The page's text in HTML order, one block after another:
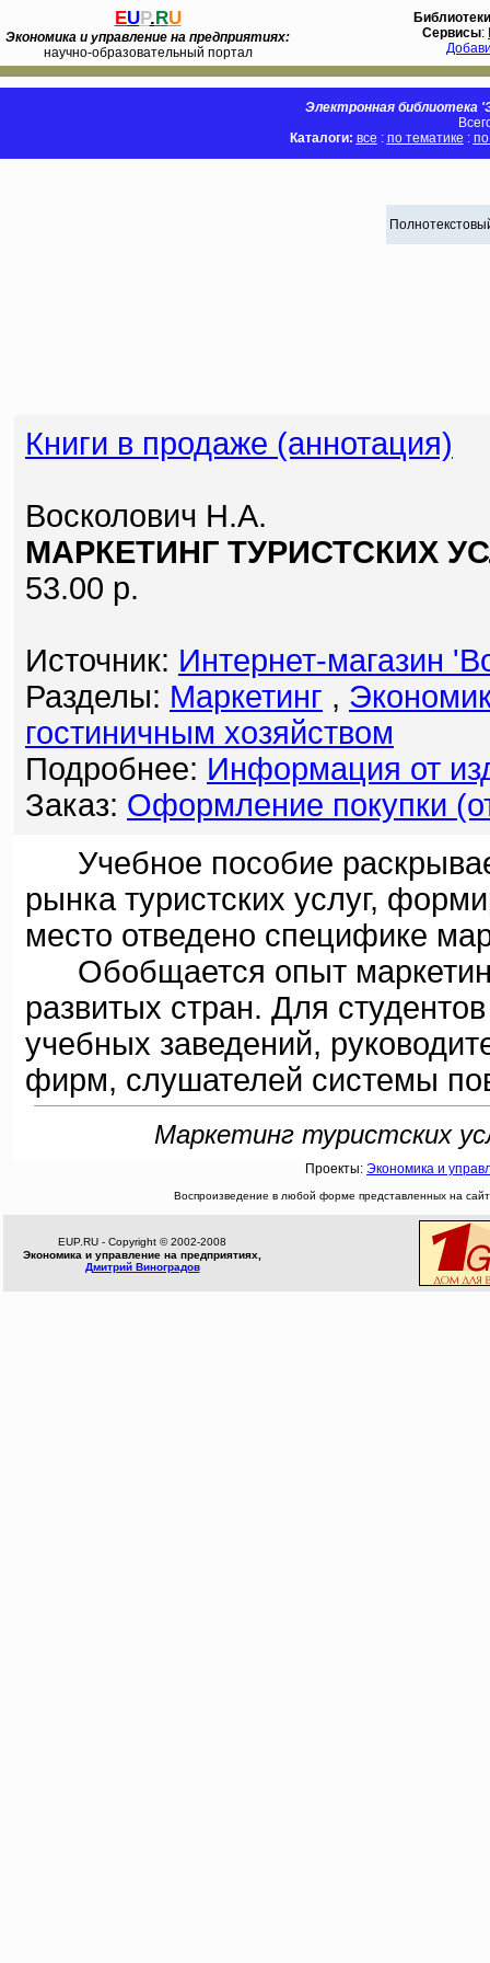
EUP.RU
Экономика и управление на предприятиях:
научно-образовательный портал
Библиотеки
Сервисы:
Электронная библиотека
Каталоги: все : по тематике :
Книги в продаже (аннотация)
Восколович Н.А.
МАРКЕТИНГ ТУРИСТСКИХ
53.00 р.
Источник: Интернет-магазин
Разделы: Маркетинг ,
гостиничным хозяйством
Подробнее: Информация от
Заказ: Оформление покупки
Учебное пособие
рынка туристских услуг,
место отведено специфике
Обобщается опыт
развитых стран. Для
учебных заведений,
фирм, слушателей системы
Маркетинг туристских
Проекты: Экономика и
Воспроизведение в любой форме представленных на
EUP.RU - Copyright © 2002-2008
Экономика и управление на предприятиях,
Дмитрий Виноградов